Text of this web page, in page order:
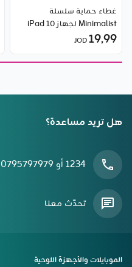
غطاء حماية سلسلة
Minimalist لجهاز iPad 10
19٫99
هل تريد مساعدة؟
1234 أو 0795797979
تحدّث معنا
الموبايلات والأجهزة اللوحية